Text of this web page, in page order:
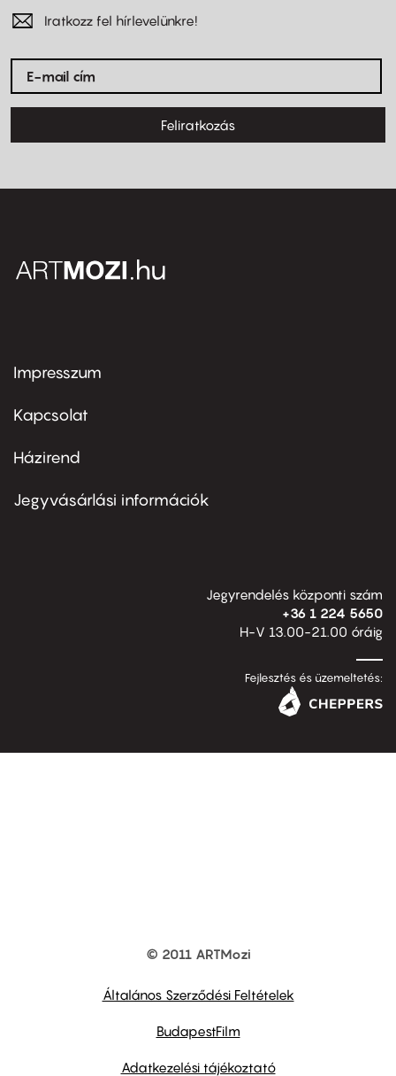
Iratkozz fel hírlevelünkre!
Feliratkozás
Footer
first
Impresszum
Kapcsolat
Footer
second
Házirend
Jegyvásárlási információk
Jegyrendelés központi szám
+36 1 224 5650
H-V 13.00-21.00 óráig
Fejlesztés és üzemeltetés:
© 2011 ARTMozi
Általános Szerződési Feltételek
BudapestFilm
Adatkezelési tájékoztató